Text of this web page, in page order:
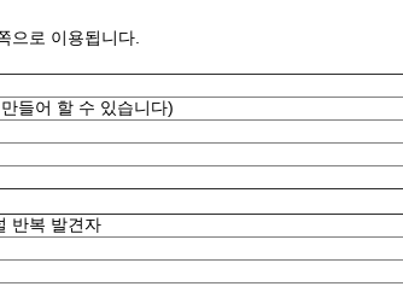
으로 이용됩니다.
들어 할 수 있습니다)
반복 발견자